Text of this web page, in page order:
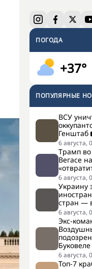
ПОГОДА
+37°
ПОПУЛЯРНЫЕ
ВСУ
Генштаб
6 августа,
Трамп
Вегасе
6 августа,
Украину
стран —
6 августа,
Экс-
6 августа,
Топ-7